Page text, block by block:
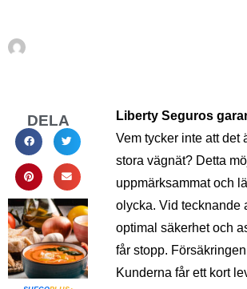
DELA
Liberty Seguros
Vem tycker inte att det
stora vägnät? Detta
uppmärksammat och
olycka. Vid tecknande
optimal säkerhet och
får stopp.
Kunderna får ett kort